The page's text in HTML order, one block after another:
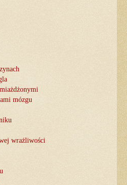
mózgu
wrażliwości